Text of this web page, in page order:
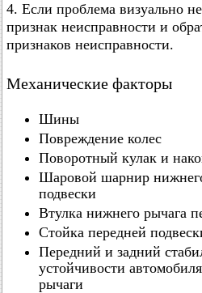
4. Если проблема визуально
признак неисправности и
признаков неисправности.
Механические факторы
Шины
Повреждение колес
Поворотный кулак и
Шаровой шарнир
подвески
Втулка нижнего рычага
Стойка передней
Передний и задний
устойчивости
рычаги